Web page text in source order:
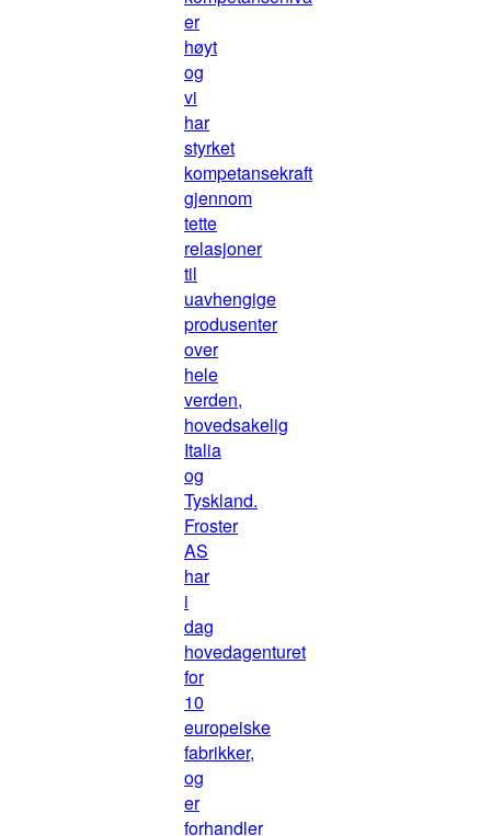
er
høyt
og
vi
har
styrket
kompetansekraft
gjennom
tette
relasjoner
til
uavhengige
produsenter
over
hele
verden,
hovedsakelig
Italia
og
Tyskland.
Froster
AS
har
i
dag
hovedagenturet
for
10
europeiske
fabrikker,
og
er
forhandler